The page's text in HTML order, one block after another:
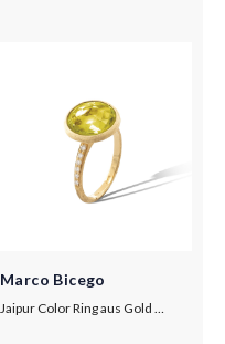
Marco Bicego